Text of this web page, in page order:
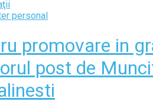
personal
promovare in
post de